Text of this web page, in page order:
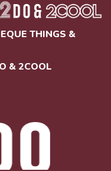
THINGS &
& 2COOL